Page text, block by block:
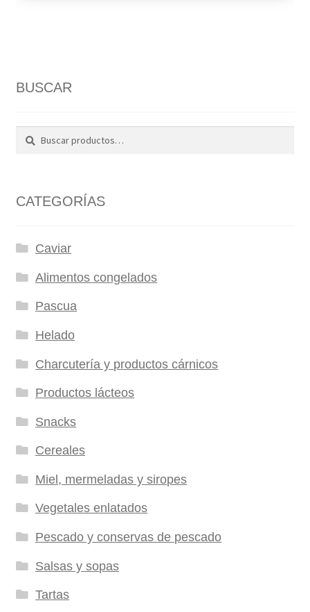
BUSCAR
Buscar
Buscar
CATEGORÍAS
Caviar
Alimentos congelados
Pascua
Helado
Charcutería y productos cárnicos
Productos lácteos
Snacks
Cereales
Miel, mermeladas y siropes
Vegetales enlatados
Pescado y conservas de pescado
Salsas y sopas
Tartas